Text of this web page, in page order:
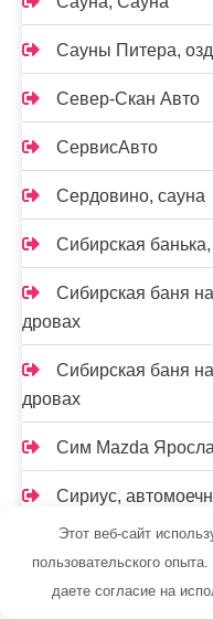
Сауны Питера,
Север-Скан Авто
СервисАвто
Сердовино, сауна
Сибирская
Сибирская баня
дровах
Сибирская баня
дровах
Сим Mazda
Сириус,
Скиф, автомойка
Смарт-Сервис,
Этот веб-сайт
пользовательского
даете согласие на